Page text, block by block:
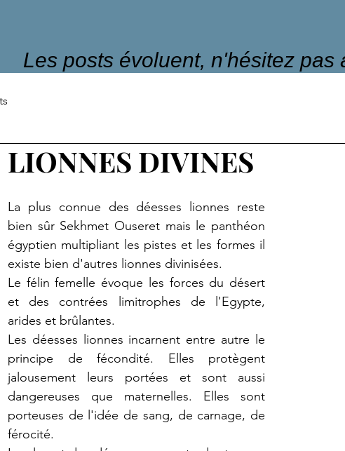
Les posts évoluent, n'hésitez pas
LIONNES DIVINES
La plus connue des déesses lionnes reste
bien sûr Sekhmet Ouseret mais le panthéon
égyptien multipliant les pistes et les formes il
existe bien d'autres lionnes divinisées.
Le félin femelle évoque les forces du désert
et des contrées limitrophes de l'Egypte,
arides et brûlantes.
Les déesses lionnes incarnent entre autre le
principe de fécondité. Elles protègent
jalousement leurs portées et sont aussi
dangereuses que maternelles. Elles sont
porteuses de l'idée de sang, de carnage, de
férocité.